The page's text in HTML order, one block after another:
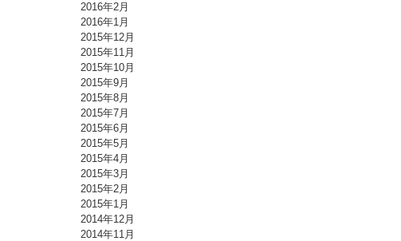
2016年2月
2016年1月
2015年12月
2015年11月
2015年10月
2015年9月
2015年8月
2015年7月
2015年6月
2015年5月
2015年4月
2015年3月
2015年2月
2015年1月
2014年12月
2014年11月